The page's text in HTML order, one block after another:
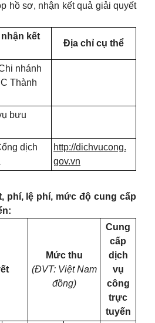
hồ sơ, nhận kết quả giải quyết
kết
Địa chỉ cụ thể
nhánh
Thành
bưu
dịch
http://dichvucong.
gov.vn
phí, lệ phí, mức độ cung cấp
Mức thu
(ĐVT: Việt Nam
đồng)
Cung
cấp
dịch
vụ
công
trực
tuyến